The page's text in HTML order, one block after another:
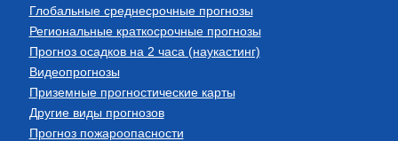
Глобальные среднесрочные прогнозы
Региональные краткосрочные прогнозы
Прогноз осадков на 2 часа (наукастинг)
Видеопрогнозы
Приземные прогностические карты
Другие виды прогнозов
Прогноз пожароопасности